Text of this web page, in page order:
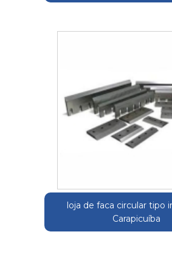
loja de faca circular tipo
Carapicuíba